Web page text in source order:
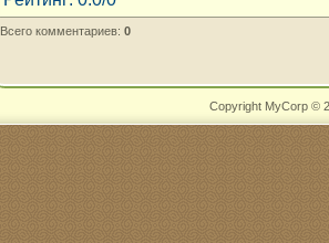
Всего комментариев: 0
Copyright MyCorp ©